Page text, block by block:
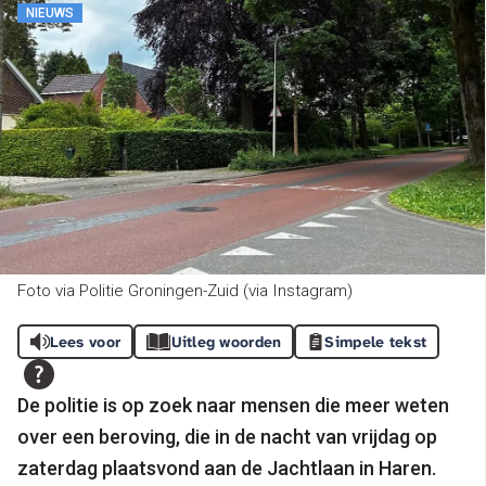
NIEUWS
Foto via Politie Groningen-Zuid (via Instagram)
Lees voor Uitleg woorden Simpele tekst
De politie is op zoek naar mensen die meer weten
over een beroving, die in de nacht van vrijdag op
zaterdag plaatsvond aan de Jachtlaan in Haren.